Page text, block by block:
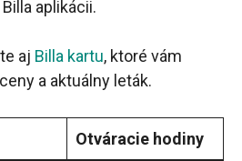
aplikácii.
aj Billa kartu, ktoré vám
a aktuálny leták.
Otváracie hodiny